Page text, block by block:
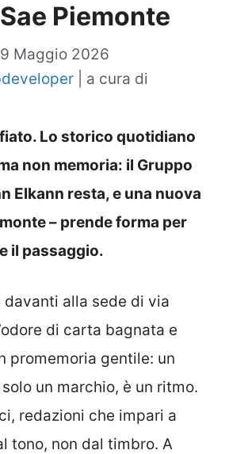
Piemonte
Maggio 2026
a cura di
Lo storico quotidiano
non memoria: il Gruppo
Elkann resta, e una nuova
– prende forma per
il passaggio.
alla sede di via
di carta bagnata e
promemoria gentile: un
un marchio, è un ritmo.
redazioni che impari a
tono, non dal timbro. A